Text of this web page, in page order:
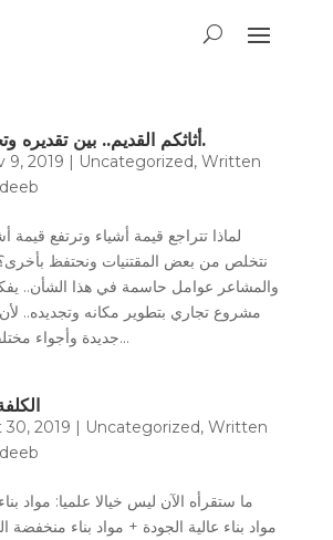
أثاثكم القديم.. بين تقديره وتجديده آفاق بيئية.
9, 2019 | Uncategorized, Written
نتخلص من بعض المقتنيات ونحتفظ بأخرى؟
والمشاعر عوامل حاسمة في هذا الشأن..
مشروع تجاري بتطوير مكانه وتجديده..
جديدة وأجواء مختلفة.. لإنتاجية أفضل...
30, 2019 | Uncategorized, Written
مواد بناء عالية الجودة + مواد بناء منخفضة